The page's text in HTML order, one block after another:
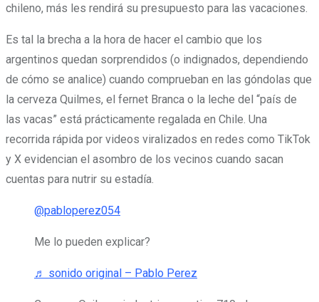
chileno, más les rendirá su presupuesto para las vacaciones.
Es tal la brecha a la hora de hacer el cambio que los
argentinos quedan sorprendidos (o indignados, dependiendo
de cómo se analice) cuando comprueban en las góndolas que
la cerveza Quilmes, el fernet Branca o la leche del “país de
las vacas” está prácticamente regalada en Chile. Una
recorrida rápida por videos viralizados en redes como TikTok
y X evidencian el asombro de los vecinos cuando sacan
cuentas para nutrir su estadía.
@pabloperez054
Me lo pueden explicar?
♬ sonido original – Pablo Perez